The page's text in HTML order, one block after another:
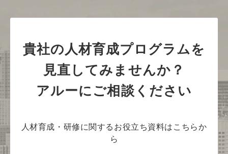
貴社の人材育成プログラムを
見直してみませんか？
アルーにご相談ください
人材育成・研修に関するお役立ち資料はこちらか
ら